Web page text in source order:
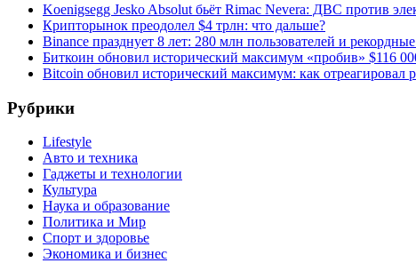
Koenigsegg Jesko Absolut бьёт Rimac Nevera: ДВС против
Крипторынок преодолел $4 трлн: что дальше?
Binance празднует 8 лет: 280 млн пользователей и
Биткоин обновил исторический максимум «пробив» $116
Bitcoin обновил исторический максимум: как отреагировал
Рубрики
Lifestyle
Авто и техника
Гаджеты и технологии
Культура
Наука и образование
Политика и Мир
Спорт и здоровье
Экономика и бизнес